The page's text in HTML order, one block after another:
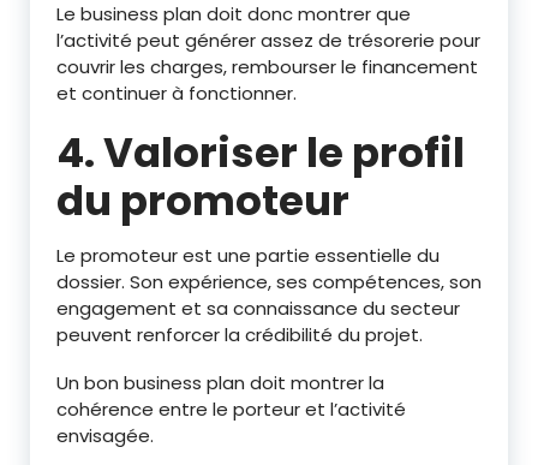
Le business plan doit donc montrer que
l’activité peut générer assez de trésorerie pour
couvrir les charges, rembourser le financement
et continuer à fonctionner.
4. Valoriser le profil
du promoteur
Le promoteur est une partie essentielle du
dossier. Son expérience, ses compétences, son
engagement et sa connaissance du secteur
peuvent renforcer la crédibilité du projet.
Un bon business plan doit montrer la
cohérence entre le porteur et l’activité
envisagée.